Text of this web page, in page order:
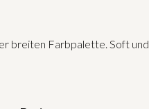
breiten Farbpalette. Soft und